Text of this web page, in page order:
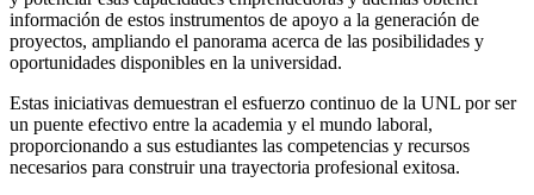
información de estos instrumentos de apoyo a la generación de
proyectos, ampliando el panorama acerca de las posibilidades y
oportunidades disponibles en la universidad.
Estas iniciativas demuestran el esfuerzo continuo de la UNL por ser
un puente efectivo entre la academia y el mundo laboral,
proporcionando a sus estudiantes las competencias y recursos
necesarios para construir una trayectoria profesional exitosa.